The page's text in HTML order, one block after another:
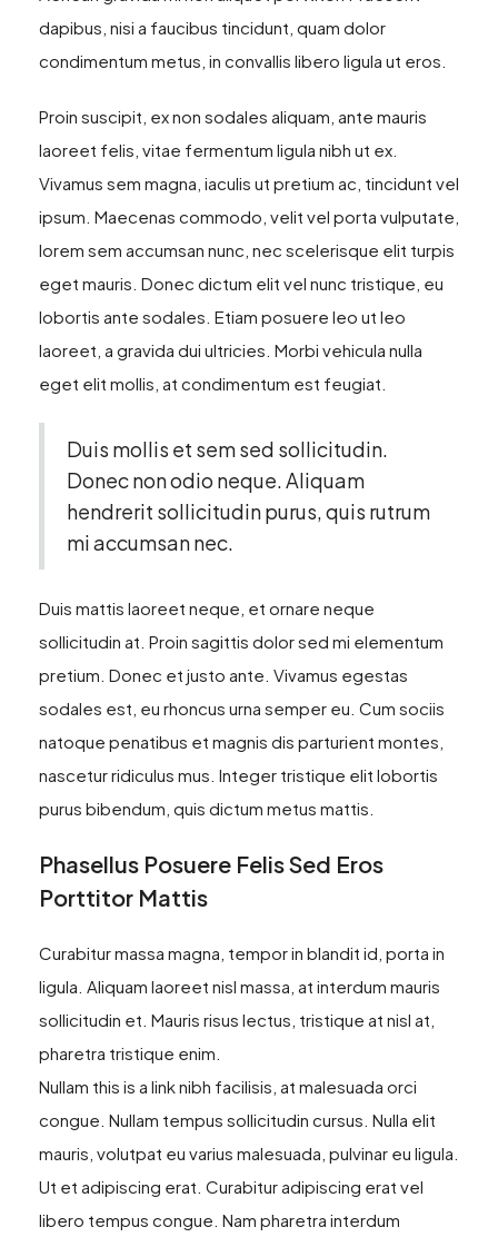
dapibus, nisi a faucibus tincidunt, quam dolor
condimentum metus, in convallis libero ligula ut eros.
Proin suscipit, ex non sodales aliquam, ante mauris
laoreet felis, vitae fermentum ligula nibh ut ex.
Vivamus sem magna, iaculis ut pretium ac, tincidunt vel
ipsum. Maecenas commodo, velit vel porta vulputate,
lorem sem accumsan nunc, nec scelerisque elit turpis
eget mauris. Donec dictum elit vel nunc tristique, eu
lobortis ante sodales. Etiam posuere leo ut leo
laoreet, a gravida dui ultricies. Morbi vehicula nulla
eget elit mollis, at condimentum est feugiat.
Duis mollis et sem sed sollicitudin.
Donec non odio neque. Aliquam
hendrerit sollicitudin purus, quis rutrum
mi accumsan nec.
Duis mattis laoreet neque, et ornare neque
sollicitudin at. Proin sagittis dolor sed mi elementum
pretium. Donec et justo ante. Vivamus egestas
sodales est, eu rhoncus urna semper eu. Cum sociis
natoque penatibus et magnis dis parturient montes,
nascetur ridiculus mus. Integer tristique elit lobortis
purus bibendum, quis dictum metus mattis.
Phasellus Posuere Felis Sed Eros
Porttitor Mattis
Curabitur massa magna, tempor in blandit id, porta in
ligula. Aliquam laoreet nisl massa, at interdum mauris
sollicitudin et. Mauris risus lectus, tristique at nisl at,
pharetra tristique enim.
Nullam this is a link nibh facilisis, at malesuada orci
congue. Nullam tempus sollicitudin cursus. Nulla elit
mauris, volutpat eu varius malesuada, pulvinar eu ligula.
Ut et adipiscing erat. Curabitur adipiscing erat vel
libero tempus congue. Nam pharetra interdum